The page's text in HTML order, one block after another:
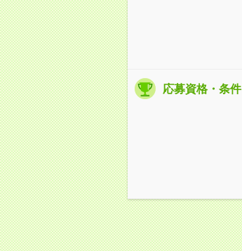
応募資格・条件